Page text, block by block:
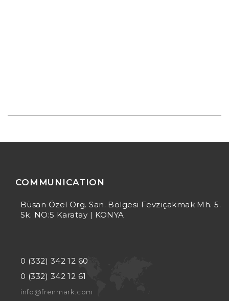
COMMUNICATION
Büsan Özel Org. San. Bölgesi Fevziçakmak Mh. 5.
Sk. NO:5 Karatay | KONYA
0 (332) 342 12 60
0 (332) 342 12 61
info@frenmark.com